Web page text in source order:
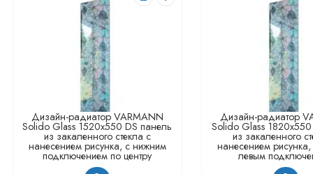
Дизайн-радиатор VARMANN
Solido Glass 1520x550 DS панель
из закаленного стекла с
нанесением рисунка, с нижним
подключением по центру
Дизайн-радиатор
Solido Glass
из закаленного
нанесением
левым